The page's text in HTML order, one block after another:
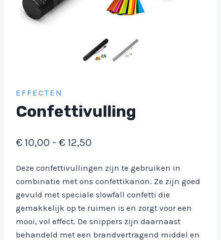
EFFECTEN
Confettivulling
€ 10,00 - € 12,50
tot
€ 12,50
Deze confettivullingen zijn te gebruiken in
combinatie met ons confettikanon. Ze zijn goed
gevuld met speciale slowfall confetti die
gemakkelijk op te ruimen is en zorgt voor een
mooi, vol effect. De snippers zijn daarnaast
behandeld met een brandvertragend middel en